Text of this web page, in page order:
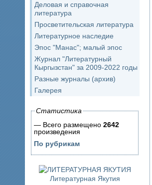
Деловая и справочная
литература
Просветительская литература
Литературное наследие
Эпос "Манас"; малый эпос
Журнал "Литературный
Кыргызстан" за 2009-2022 годы
Разные журналы (архив)
Галерея
Статистика
— Всего размещено 2642
произведения
По рубрикам
Литературная Якутия